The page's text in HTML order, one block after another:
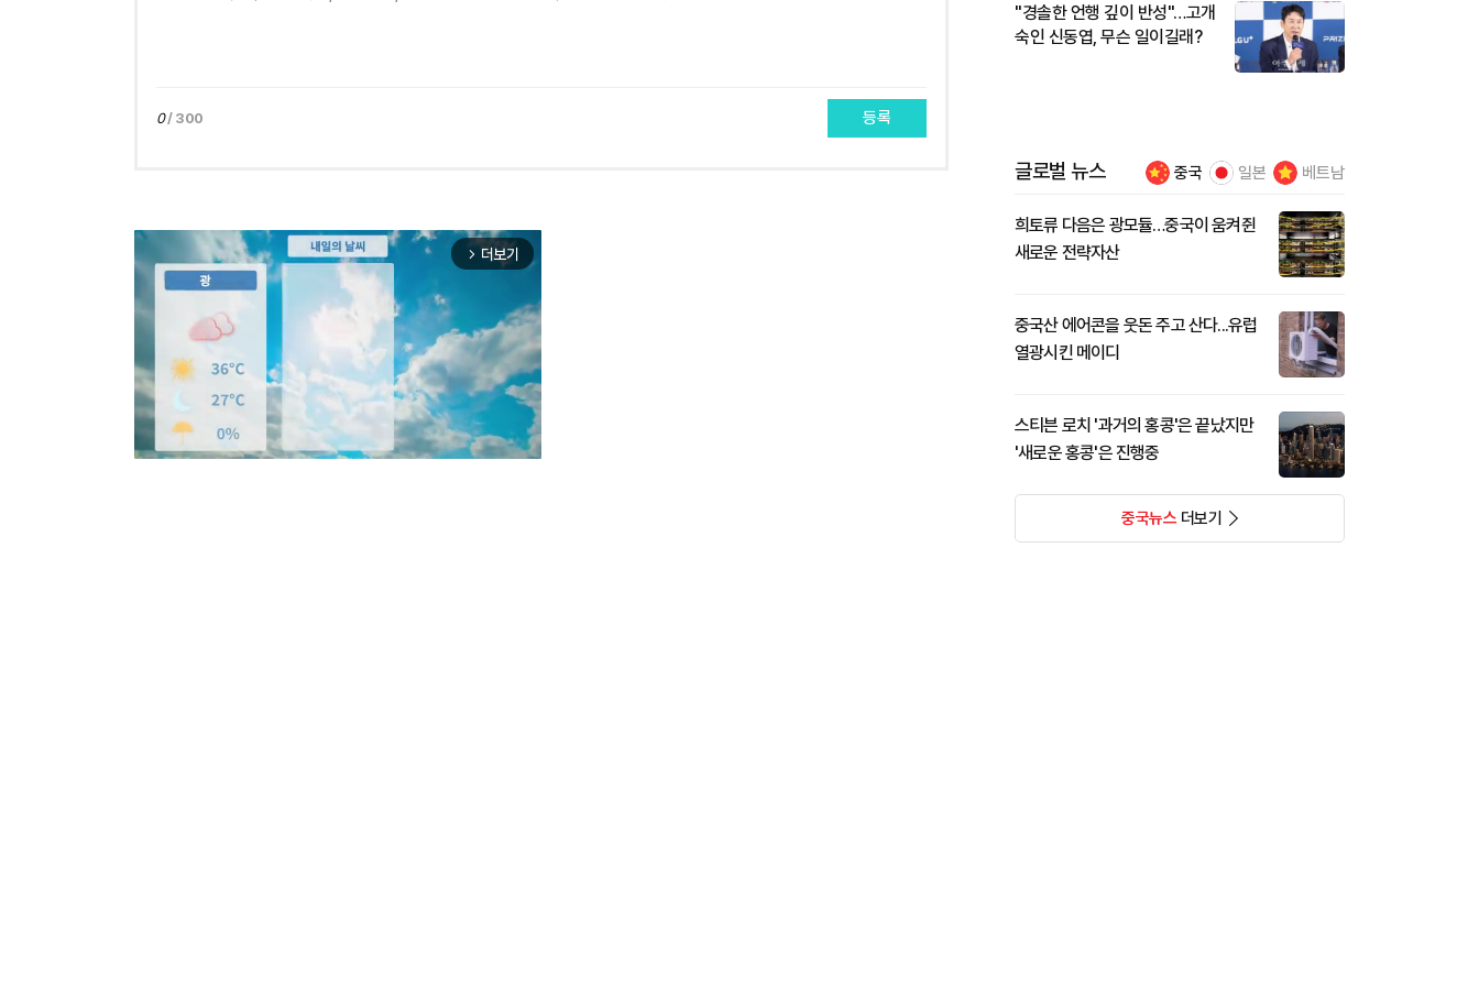
0/ 300 등록
arrow_forward_ios 더보기
"경솔한 언행 깊이 반성"…고개
숙인 신동엽, 무슨 일이길래?
글로벌 뉴스 중국 일본 베트남
희토류 다음은 광모듈…중국이 움켜쥔
새로운 전략자산
중국산 에어콘을 웃돈 주고 산다...유럽
열광시킨 메이디
스티븐 로치 '과거의 홍콩'은 끝났지만
'새로운 홍콩'은 진행중
중국뉴스더보기